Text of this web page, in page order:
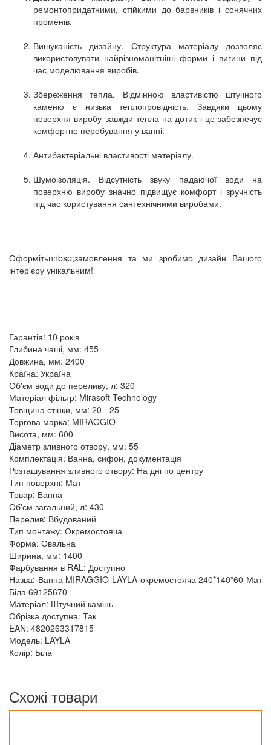
ремонтопридатними, стійкими до барвників і сонячних
променів.
Вишуканість дизайну. Структура матеріалу дозволяє
використовувати найрізноманітніші форми і вигини під
час моделювання виробів.
Збереження тепла. Відмінною властивістю штучного
каменю є низька теплопровідність. Завдяки цьому
поверхня виробу завжди тепла на дотик і це забезпечує
комфортне перебування у ванні.
Антибактеріальні властивості матеріалу.
Шумоізоляція. Відсутність звуку падаючої води на
поверхню виробу значно підвищує комфорт і зручність
під час користування сантехнічними виробами.
Оформітьnnbsp;замовлення та ми зробимо дизайн Вашого
інтер'єру унікальним!
Гарантія: 10 років
Глибина чаші, мм: 455
Довжина, мм: 2400
Країна: Україна
Об'єм води до переливу, л: 320
Матеріал фільтр: Mirasoft Technology
Товщина стінки, мм: 20 - 25
Торгова марка: MIRAGGIO
Висота, мм: 600
Діаметр зливного отвору, мм: 55
Комплектація: Ванна, сифон, документація
Розташування зливного отвору: На дні по центру
Тип поверхні: Мат
Товар: Ванна
Об'єм загальний, л: 430
Перелив: Вбудований
Тип монтажу: Окремостояча
Форма: Овальна
Ширина, мм: 1400
Фарбування в RAL: Доступно
Назва: Ванна MIRAGGIO LAYLA окремостояча 240*140*60 Мат
Біла 69125670
Матеріал: Штучний камінь
Обрізка доступна: Так
EAN: 4820263317815
Модель: LAYLA
Колір: Біла
Схожі товари